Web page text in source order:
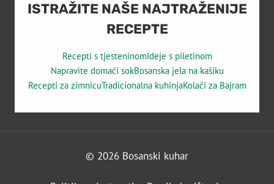
ISTRAŽITE NAŠE NAJTRAŽENIJE
RECEPTE
Recepti s tjesteninomIdeje s piletinom
Napravite domaći sokBosanska jela na kašiku
Recepti za zimnicuTradicionalna kuhinjaKolači za Bajram
© 2026 Bosanski kuhar